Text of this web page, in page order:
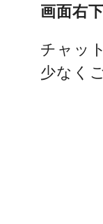
画面右
チャッ
少なく